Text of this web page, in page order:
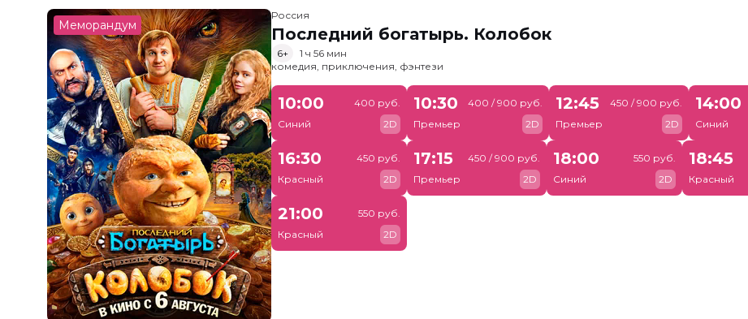
Меморандум
Россия
Последний богатырь. Колобок
6+
1 ч 56 мин
комедия, приключения, фэнтези
10:00
Синий
400 руб.
2D
10:30
Премьер
400 / 900 руб.
2D
12:45
Премьер
450 / 900 руб.
2D
14:00
Синий
16:30
Красный
450 руб.
2D
17:15
Премьер
450 / 900 руб.
2D
18:00
Синий
550 руб.
2D
18:45
Красный
21:00
Красный
550 руб.
2D